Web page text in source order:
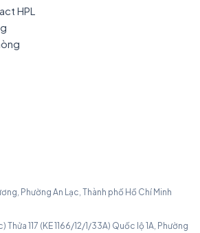
HPL
Phường An Lạc, Thành phố Hồ Chí Minh
Thửa 117 (KE 1166/12/1/33A) Quốc lộ 1A, Phường